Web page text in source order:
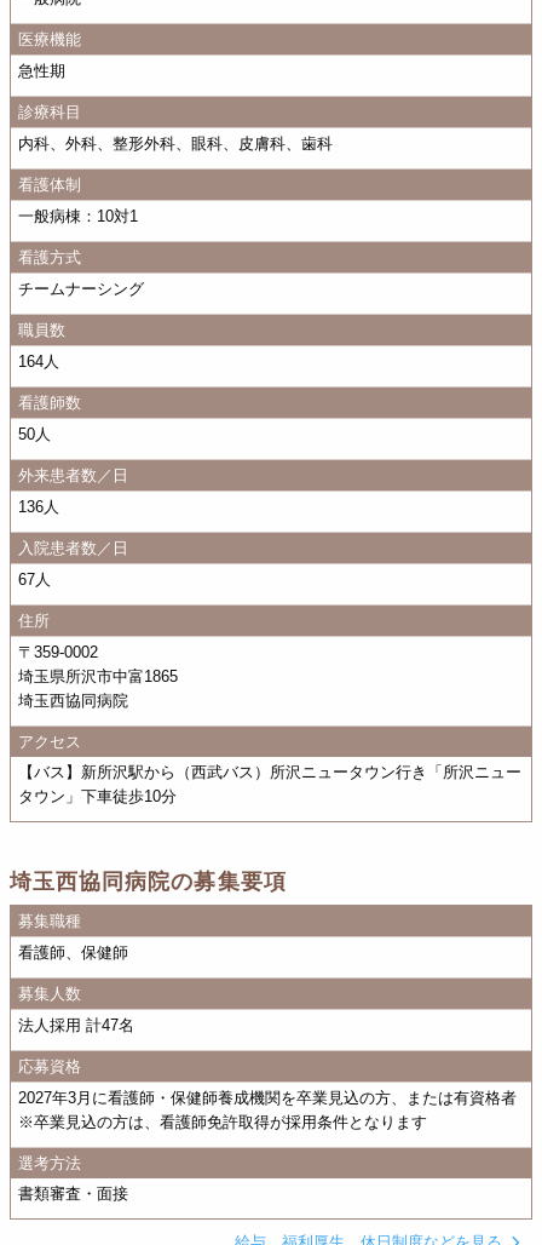
医療機能
急性期
診療科目
内科、外科、整形外科、眼科、皮膚科、歯科
看護体制
一般病棟：10対1
看護方式
チームナーシング
職員数
164人
看護師数
50人
外来患者数／日
136人
入院患者数／日
67人
住所
〒359-0002
埼玉県所沢市中富1865
埼玉西協同病院
アクセス
【バス】新所沢駅から（西武バス）所沢ニュータウン行き「所沢ニュー
タウン」下車徒歩10分
埼玉西協同病院の募集要項
募集職種
看護師、保健師
募集人数
法人採用 計47名
応募資格
2027年3月に看護師・保健師養成機関を卒業見込の方、または有資格者
※卒業見込の方は、看護師免許取得が採用条件となります
選考方法
書類審査・面接